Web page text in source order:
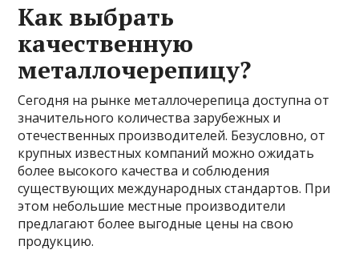
Как выбрать
качественную
металлочерепицу?
Сегодня на рынке металлочерепица доступна от
значительного количества зарубежных и
отечественных производителей. Безусловно, от
крупных известных компаний можно ожидать
более высокого качества и соблюдения
существующих международных стандартов. При
этом небольшие местные производители
предлагают более выгодные цены на свою
продукцию.